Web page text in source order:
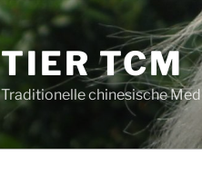
TIER TCM
Traditionelle chinesische